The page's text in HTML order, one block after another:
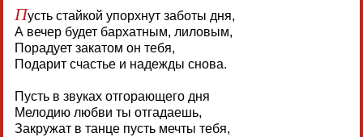
Пусть стайкой упорхнут заботы дня,
А вечер будет бархатным, лиловым,
Порадует закатом он тебя,
Подарит счастье и надежды снова.
Пусть в звуках отгорающего дня
Мелодию любви ты отгадаешь,
Закружат в танце пусть мечты тебя,